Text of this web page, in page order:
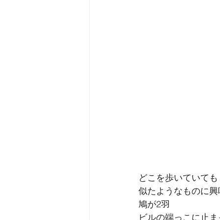
どこを歩いていても
似たようなものに興
鳩が2羽
ビルの端っこに止ま